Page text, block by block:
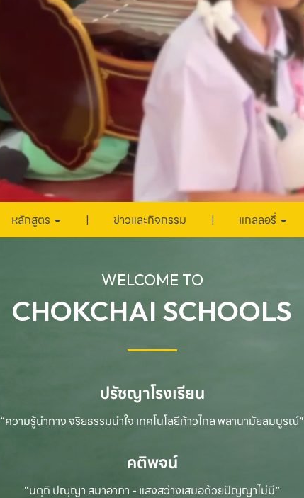
หลักสูตร ข่าวและกิจกรรม แกลลอรี่
WELCOME TO
CHOKCHAI SCHOOLS
ปรัชญาโรงเรียน
“ความรู้นำทาง จริยธรรมนำใจ เทคโนโลยีก้าวไกลพลานามัยสมบูรณ์”
คติพจน์
“นตฺถิ ปณฺญา สมาอาภา - แสงสว่างเสมอด้วยปัญญาไม่มี”